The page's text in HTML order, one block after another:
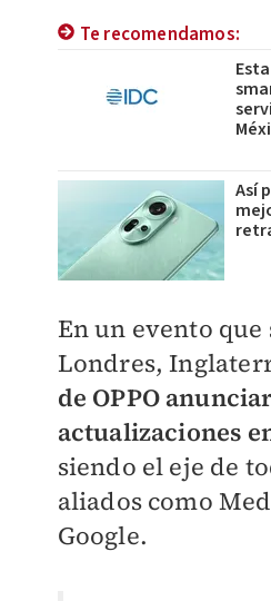
Te recomendamos:
Así
En un evento que
Londres,
de OPPO
actualizaciones
siendo el eje de
aliados como
Google.